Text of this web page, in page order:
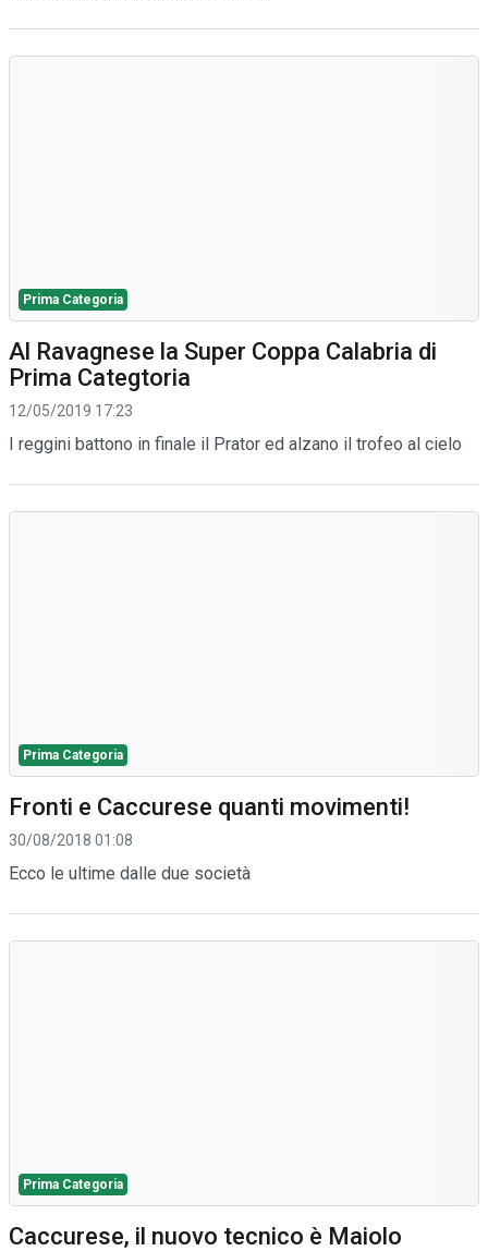
Prima Categoria
Al Ravagnese la Super Coppa Calabria di
Prima Categtoria
12/05/2019 17:23
I reggini battono in finale il Prator ed alzano il trofeo al cielo
Prima Categoria
Fronti e Caccurese quanti movimenti!
30/08/2018 01:08
Ecco le ultime dalle due società
Prima Categoria
Caccurese, il nuovo tecnico è Maiolo